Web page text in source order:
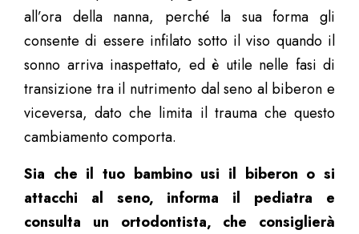
all’ora della nanna, perché la sua forma gli
consente di essere infilato sotto il viso quando il
sonno arriva inaspettato, ed è utile nelle fasi di
transizione tra il nutrimento dal seno al biberon e
viceversa, dato che limita il trauma che questo
cambiamento comporta.
Sia che il tuo bambino usi il biberon o si
attacchi al seno, informa il pediatra e
consulta un ortodontista, che consiglierà